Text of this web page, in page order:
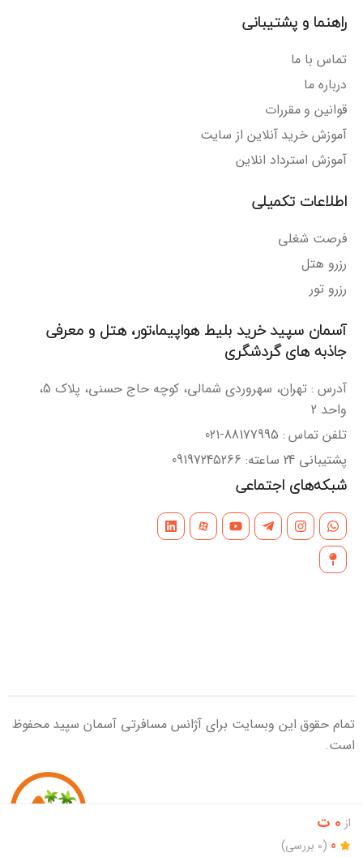
از 0 ت
0 (0 بررسی)
راهنما و پشتیبانی
تماس با ما
درباره ما
قوانین و مقررات
آموزش خرید آنلاین از سایت
آموزش استرداد انلاین
اطلاعات تکمیلی
فرصت شغلی
رزرو هتل
رزرو تور
آسمان سپید خرید بلیط هواپیما،تور، هتل و معرفی
جاذبه های گردشگری
آدرس : تهران، سهروردی شمالی، کوچه حاج حسنی، پلاک 5،
واحد 2
تلفن تماس : 88177995-021
پشتیبانی 24 ساعته: 09197245266
شبکه‌های اجتماعی
تمام حقوق این وبسایت برای آژانس مسافرتی آسمان سپید محفوظ
است.